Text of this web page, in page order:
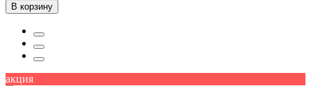
В корзину
акция